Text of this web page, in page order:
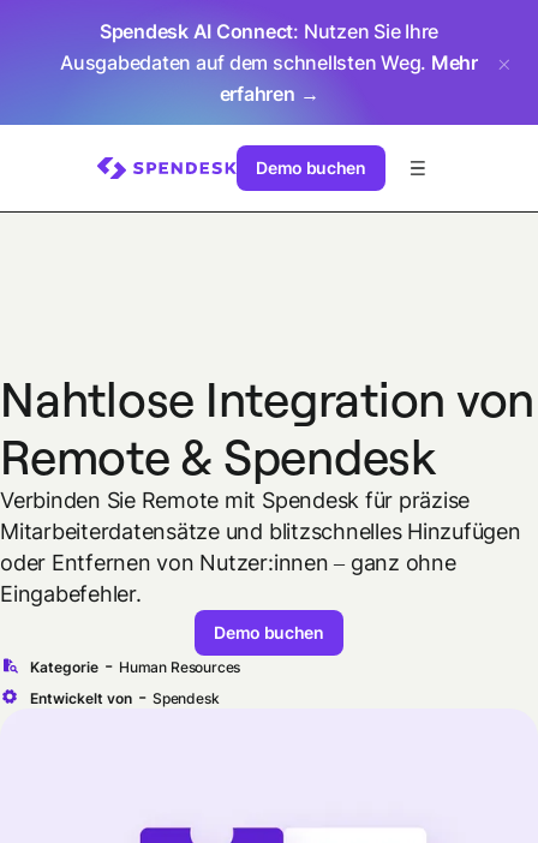
Spendesk AI Connect: Nutzen Sie Ihre
Ausgabedaten auf dem schnellsten Weg. Mehr
erfahren →
Demo buchen
Nahtlose Integration von
Remote & Spendesk
Verbinden Sie Remote mit Spendesk für präzise
Mitarbeiterdatensätze und blitzschnelles Hinzufügen
oder Entfernen von Nutzer:innen – ganz ohne
Eingabefehler.
Demo buchen
Kategorie - Human Resources
Entwickelt von - Spendesk